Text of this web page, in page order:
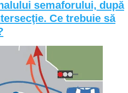
semaforului, după
Ce trebuie să